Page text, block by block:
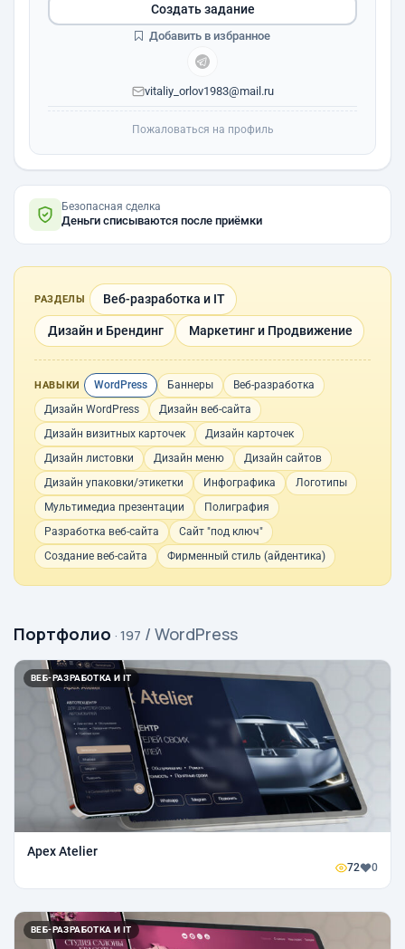
vitaliy_orlov1983@mail.ru
Создать задание
Добавить в избранное
Пожаловаться на профиль
Безопасная сделка
Деньги списываются после приёмки
РАЗДЕЛЫ Веб-разработка и IT
Дизайн и Брендинг Маркетинг и Продвижение
НАВЫКИ WordPress Баннеры
Веб-разработка
Дизайн WordPress
Дизайн веб-сайта
Дизайн визитных карточек
Дизайн карточек
Дизайн листовки
Дизайн меню
Дизайн сайтов
Дизайн упаковки/этикетки
Инфографика
Логотипы
Мультимедиа презентации
Полиграфия
Разработка веб-сайта
Сайт "под ключ"
Создание веб-сайта
Фирменный стиль (айдентика)
Портфолио · 197 / WordPress
ВЕБ-РАЗРАБОТКА И IT
Apex Atelier
72 0
ВЕБ-РАЗРАБОТКА И IT